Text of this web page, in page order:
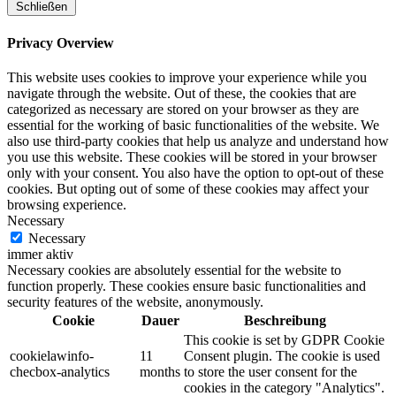
Schließen
Privacy Overview
This website uses cookies to improve your experience while you
navigate through the website. Out of these, the cookies that are
categorized as necessary are stored on your browser as they are
essential for the working of basic functionalities of the website. We
also use third-party cookies that help us analyze and understand how
you use this website. These cookies will be stored in your browser
only with your consent. You also have the option to opt-out of these
cookies. But opting out of some of these cookies may affect your
browsing experience.
Necessary
Necessary
immer aktiv
Necessary cookies are absolutely essential for the website to
function properly. These cookies ensure basic functionalities and
security features of the website, anonymously.
Cookie
Dauer Beschreibung
cookielawinfo-
checbox-analytics
11
months
This cookie is set by GDPR Cookie
Consent plugin. The cookie is used
to store the user consent for the
cookies in the category "Analytics".